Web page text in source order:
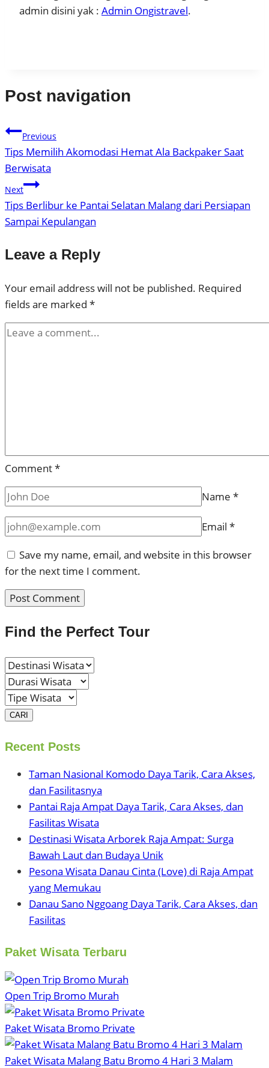
admin disini yak : Admin Ongistravel.
Post navigation
Previous
Tips Memilih Akomodasi Hemat Ala Backpaker Saat
Berwisata
Next
Tips Berlibur ke Pantai Selatan Malang dari Persiapan
Sampai Kepulangan
Leave a Reply
Your email address will not be published. Required
fields are marked *
Comment*
Name *
Email *
Save my name, email, and website in this browser
for the next time I comment.
Find the Perfect Tour
CARI
Recent Posts
Taman Nasional Komodo Daya Tarik, Cara Akses,
dan Fasilitasnya
Pantai Raja Ampat Daya Tarik, Cara Akses, dan
Fasilitas Wisata
Destinasi Wisata Arborek Raja Ampat: Surga
Bawah Laut dan Budaya Unik
Pesona Wisata Danau Cinta (Love) di Raja Ampat
yang Memukau
Danau Sano Nggoang Daya Tarik, Cara Akses, dan
Fasilitas
Paket Wisata Terbaru
Open Trip Bromo Murah
Paket Wisata Bromo Private
Paket Wisata Malang Batu Bromo 4 Hari 3 Malam